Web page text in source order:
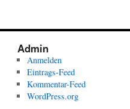
Admin
Anmelden
Eintrags-Feed
Kommentar-Feed
WordPress.org